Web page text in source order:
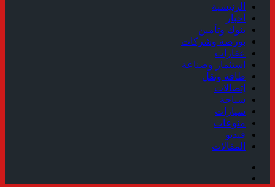
الرئيسية
أخبار
بنوك وتأمين
بورصة وشركات
عقارات
استثمار وصناعة
طاقة ونقل
إتصالات
سياحة
سيارات
منوعات
فيديو
المقالات